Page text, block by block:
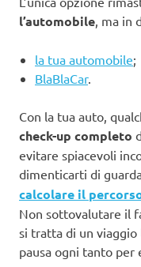
l’automobile, ma in
la tua automobile;
BlaBlaCar.
Con la tua auto,
check-up completo
evitare spiacevoli
dimenticarti di
calcolare il
Non sottovalutare il
si tratta di un
pausa ogni tanto per